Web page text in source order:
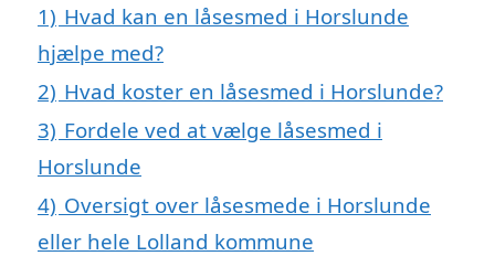
1) Hvad kan en låsesmed i Horslunde
hjælpe med?
2) Hvad koster en låsesmed i Horslunde?
3) Fordele ved at vælge låsesmed i
Horslunde
4) Oversigt over låsesmede i Horslunde
eller hele Lolland kommune